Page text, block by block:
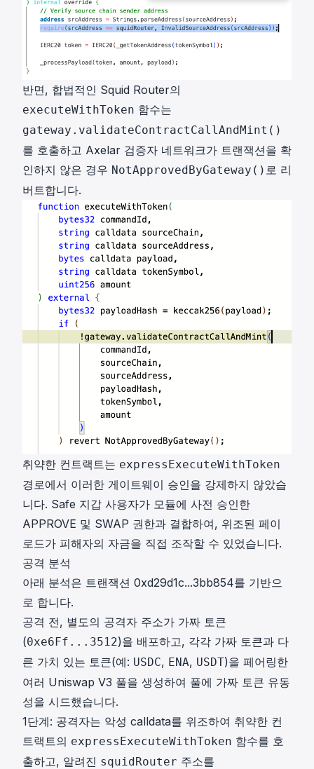
반면, 합법적인 Squid Router의
executeWithToken 함수는
gateway.validateContractCallAndMint()
를 호출하고 Axelar 검증자 네트워크가 트랜잭션을 확
인하지 않은 경우 NotApprovedByGateway() 로 리
버트합니다.
취약한 컨트랙트는 expressExecuteWithToken
경로에서 이러한 게이트웨이 승인을 강제하지 않았습
니다. Safe 지갑 사용자가 모듈에 사전 승인한
APPROVE 및 SWAP 권한과 결합하여, 위조된 페이
로드가 피해자의 자금을 직접 조작할 수 있었습니다.
공격 분석
아래 분석은 트랜잭션 0xd29d1c...3bb854를 기반으
로 합니다.
공격 전, 별도의 공격자 주소가 가짜 토큰
(0xe6Ff...3512)을 배포하고, 각각 가짜 토큰과 다
른 가치 있는 토큰(예: USDC, ENA, USDT)을 페어링한
여러 Uniswap V3 풀을 생성하여 풀에 가짜 토큰 유동
성을 시드했습니다.
1단계: 공격자는 악성 calldata를 위조하여 취약한 컨
트랙트의 expressExecuteWithToken 함수를 호
출하고, 알려진 squidRouter 주소를